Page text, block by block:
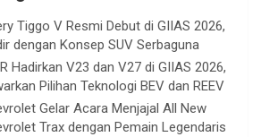
Tiggo V Resmi Debut di GIIAS 2026,
dengan Konsep SUV Serbaguna
Hadirkan V23 dan V27 di GIIAS 2026,
Pilihan Teknologi BEV dan REEV
Gelar Acara Menjajal All New
Trax dengan Pemain Legendaris